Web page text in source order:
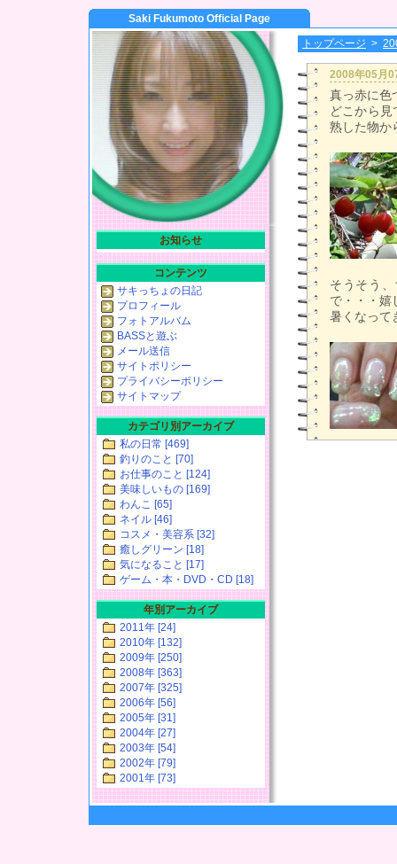
Saki Fukumoto Official Page
トップページ >
2008年05月
真っ赤に色
どこから
熟した物か
そうそう
で・・・嬉
暑くなって
お知らせ
コンテンツ
サキっちょの日記
プロフィール
フォトアルバム
BASSと遊ぶ
メール送信
サイトポリシー
プライバシーポリシー
サイトマップ
カテゴリ別アーカイブ
私の日常 [469]
釣りのこと [70]
お仕事のこと [124]
美味しいもの [169]
わんこ [65]
ネイル [46]
コスメ・美容系 [32]
癒しグリーン [18]
気になること [17]
ゲーム・本・DVD・CD [18]
年別アーカイブ
2011年 [24]
2010年 [132]
2009年 [250]
2008年 [363]
2007年 [325]
2006年 [56]
2005年 [31]
2004年 [27]
2003年 [54]
2002年 [79]
2001年 [73]